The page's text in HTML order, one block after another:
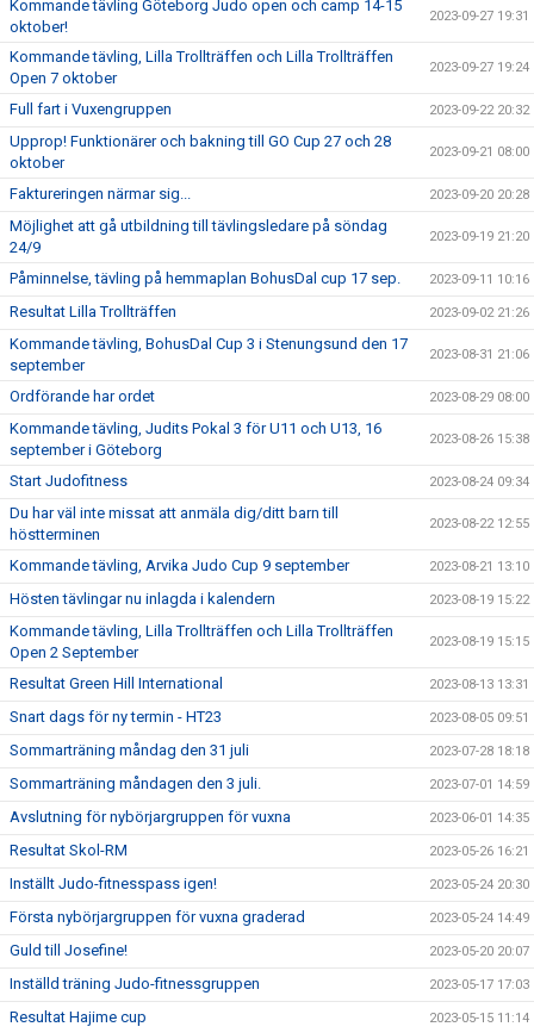
Kommande tävling Göteborg Judo open och camp 14-15
oktober!
2023-09-27 19:31
Kommande tävling, Lilla Trollträffen och Lilla Trollträffen
Open 7 oktober
2023-09-27 19:24
Full fart i Vuxengruppen 2023-09-22 20:32
Upprop! Funktionärer och bakning till GO Cup 27 och 28
oktober
2023-09-21 08:00
Faktureringen närmar sig... 2023-09-20 20:28
Möjlighet att gå utbildning till tävlingsledare på söndag
24/9
2023-09-19 21:20
Påminnelse, tävling på hemmaplan BohusDal cup 17 sep. 2023-09-11 10:16
Resultat Lilla Trollträffen 2023-09-02 21:26
Kommande tävling, BohusDal Cup 3 i Stenungsund den 17
september
2023-08-31 21:06
Ordförande har ordet 2023-08-29 08:00
Kommande tävling, Judits Pokal 3 för U11 och U13, 16
september i Göteborg
2023-08-26 15:38
Start Judofitness 2023-08-24 09:34
Du har väl inte missat att anmäla dig/ditt barn till
höstterminen
2023-08-22 12:55
Kommande tävling, Arvika Judo Cup 9 september 2023-08-21 13:10
Hösten tävlingar nu inlagda i kalendern 2023-08-19 15:22
Kommande tävling, Lilla Trollträffen och Lilla Trollträffen
Open 2 September
2023-08-19 15:15
Resultat Green Hill International 2023-08-13 13:31
Snart dags för ny termin - HT23 2023-08-05 09:51
Sommarträning måndag den 31 juli 2023-07-28 18:18
Sommarträning måndagen den 3 juli. 2023-07-01 14:59
Avslutning för nybörjargruppen för vuxna 2023-06-01 14:35
Resultat Skol-RM 2023-05-26 16:21
Inställt Judo-fitnesspass igen! 2023-05-24 20:30
Första nybörjargruppen för vuxna graderad 2023-05-24 14:49
Guld till Josefine! 2023-05-20 20:07
Inställd träning Judo-fitnessgruppen 2023-05-17 17:03
Resultat Hajime cup 2023-05-15 11:14